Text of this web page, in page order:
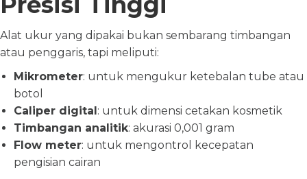
Alat ukur yang dipakai bukan sembarang timbangan
atau penggaris, tapi meliputi:
Mikrometer: untuk mengukur ketebalan tube atau
botol
Caliper digital: untuk dimensi cetakan kosmetik
Timbangan analitik: akurasi 0,001 gram
Flow meter: untuk mengontrol kecepatan
pengisian cairan